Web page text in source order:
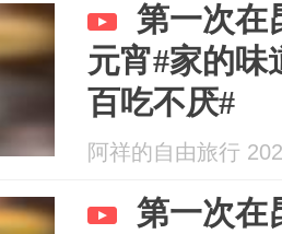
第一次在
元宵#家的味
百吃不厌#
阿祥的自由旅行
第一次在